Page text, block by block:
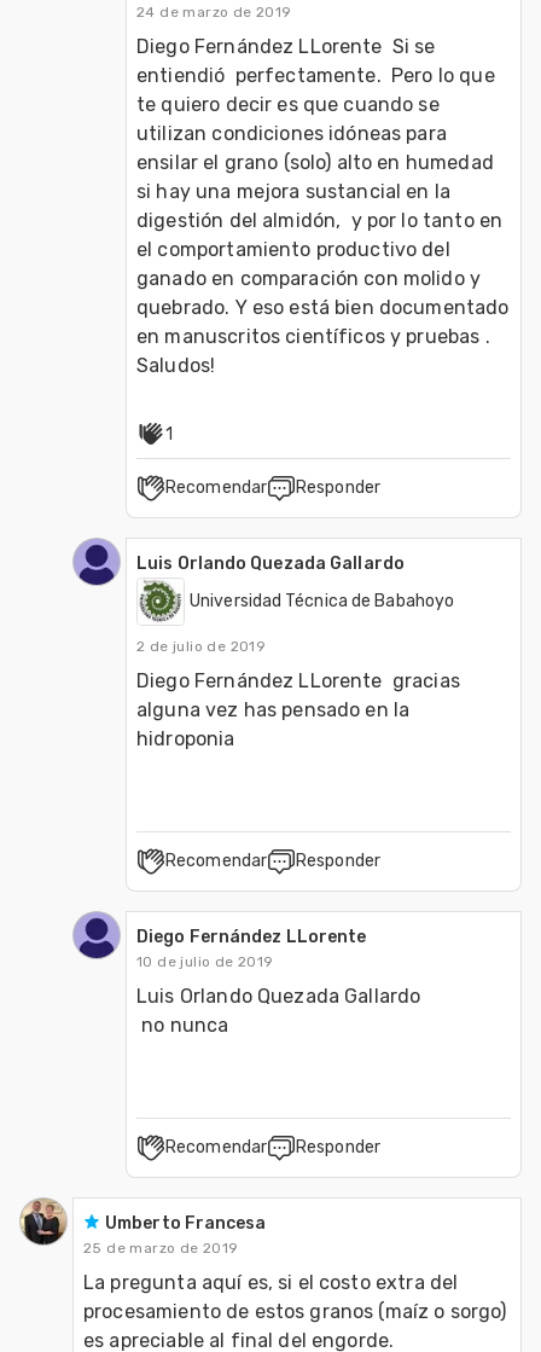
24 de marzo de 2019
Diego Fernández LLorente  Si se
entiendió  perfectamente.  Pero lo que
te quiero decir es que cuando se
utilizan condiciones idóneas para
ensilar el grano (solo) alto en humedad
si hay una mejora sustancial en la
digestión del almidón,  y por lo tanto en
el comportamiento productivo del
ganado en comparación con molido y
quebrado. Y eso está bien documentado
en manuscritos científicos y pruebas .
Saludos!
1
Recomendar Responder
Luis Orlando Quezada Gallardo
Universidad Técnica de Babahoyo
2 de julio de 2019
Diego Fernández LLorente  gracias
alguna vez has pensado en la
hidroponia
Recomendar Responder
Diego Fernández LLorente
10 de julio de 2019
Luis Orlando Quezada Gallardo
no nunca
Recomendar Responder
Umberto Francesa
25 de marzo de 2019
La pregunta aquí es, si el costo extra del
procesamiento de estos granos (maíz o sorgo)
es apreciable al final del engorde.